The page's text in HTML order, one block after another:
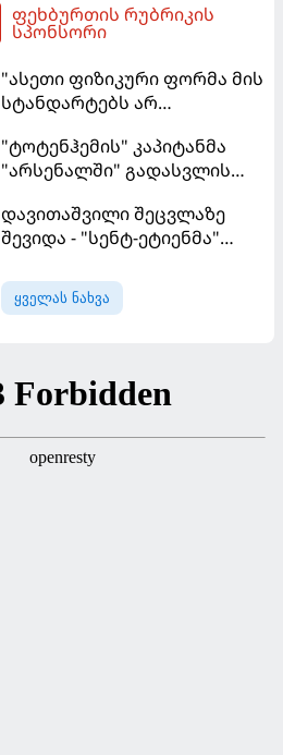
აგენტი
ფეხბურთის რუბრიკის
სპონსორი
"ასეთი ფიზიკური ფორმა მის
სტანდარტებს არ
"რეალის" ახალწვეული
გააკრიტიკა
"ტოტენჰემის" კაპიტანმა
"არსენალში" გადასვლის
დავითაშვილი შეცვლაზე
შევიდა - "სენტ-ეტიენმა"
ყველას ნახვა